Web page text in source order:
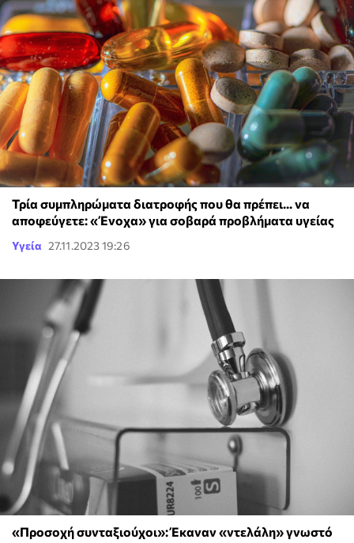
Τρία συμπληρώματα διατροφής που θα πρέπει... να
αποφεύγετε: «Ένοχα» για σοβαρά προβλήματα υγείας
Υγεία 27.11.2023 19:26
«Προσοχή συνταξιούχοι»: Έκαναν «ντελάλη» γνωστό